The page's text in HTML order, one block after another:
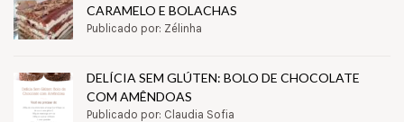
CARAMELO E BOLACHAS
Publicado por: Zélinha
DELÍCIA SEM GLÚTEN: BOLO DE CHOCOLATE
COM AMÊNDOAS
Publicado por: Claudia Sofia